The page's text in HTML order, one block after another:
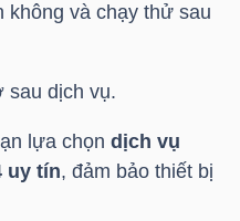
không và chạy thử sau
sau dịch vụ.
lựa chọn dịch vụ
uy tín, đảm bảo thiết bị